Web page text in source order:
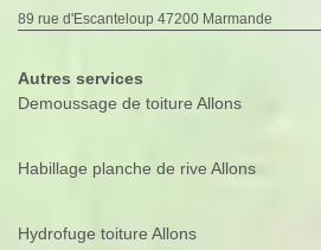
89 rue d'Escanteloup 47200 Marmande
Autres services
Demoussage de toiture Allons
Habillage planche de rive Allons
Hydrofuge toiture Allons